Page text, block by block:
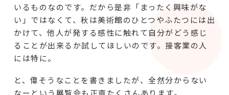
いるものなのです。だから是非「まったく興味がな
い」ではなくて、秋は美術館のひとつやふたつには出
かけて、他人が発する感性に触れて自分がどう感じ
ることが出来るか試してほしいのです。接客業の人
には特に。
と、偉そうなことを書きましたが、全然分からない
なーという展覧会も正直たくさんあります。